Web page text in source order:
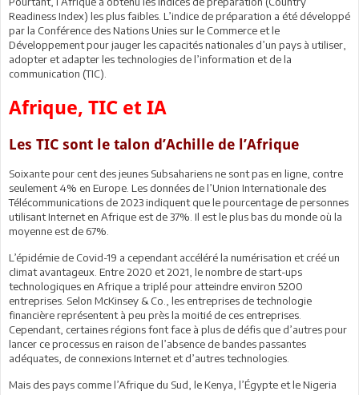
Readiness Index) les plus faibles. L’indice de préparation a été développé
par la Conférence des Nations Unies sur le Commerce et le
Développement pour jauger les capacités nationales d’un pays à utiliser,
adopter et adapter les technologies de l’information et de la
communication (TIC).
Afrique, TIC et IA
Les TIC sont le talon d’Achille de l’Afrique
Soixante pour cent des jeunes Subsahariens ne sont pas en ligne, contre
seulement 4% en Europe. Les données de l’Union Internationale des
Télécommunications de 2023 indiquent que le pourcentage de personnes
utilisant Internet en Afrique est de 37%. Il est le plus bas du monde où la
moyenne est de 67%.
L’épidémie de Covid-19 a cependant accéléré la numérisation et créé un
climat avantageux. Entre 2020 et 2021, le nombre de start-ups
technologiques en Afrique a triplé pour atteindre environ 5200
entreprises. Selon McKinsey & Co., les entreprises de technologie
financière représentent à peu près la moitié de ces entreprises.
Cependant, certaines régions font face à plus de défis que d’autres pour
lancer ce processus en raison de l’absence de bandes passantes
adéquates, de connexions Internet et d’autres technologies.
Mais des pays comme l’Afrique du Sud, le Kenya, l’Égypte et le Nigeria